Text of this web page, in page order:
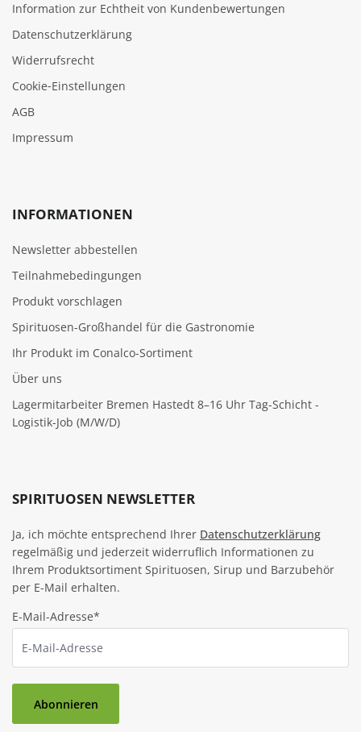
Information zur Echtheit von Kundenbewertungen
Datenschutzerklärung
Widerrufsrecht
Cookie‑Einstellungen
AGB
Impressum
INFORMATIONEN
Newsletter abbestellen
Teilnahmebedingungen
Produkt vorschlagen
Spirituosen-Großhandel für die Gastronomie
Ihr Produkt im Conalco-Sortiment
Über uns
Lagermitarbeiter Bremen Hastedt 8–16 Uhr Tag-Schicht -
Logistik-Job (M/W/D)
SPIRITUOSEN NEWSLETTER
Ja, ich möchte entsprechend Ihrer Datenschutzerklärung
regelmäßig und jederzeit widerruflich Informationen zu
Ihrem Produktsortiment Spirituosen, Sirup und Barzubehör
per E-Mail erhalten.
E-Mail-Adresse*
Abonnieren